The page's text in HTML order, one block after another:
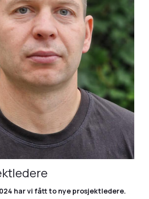
har vi fått to nye prosjektledere.